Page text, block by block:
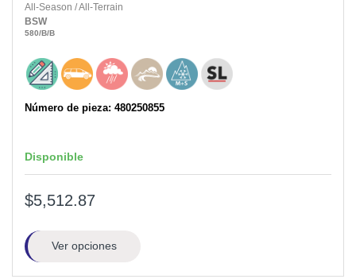
All-Season /All-Terrain
BSW
580/B/B
Número de pieza: 480250855
Disponible
$5,512.87
Ver opciones